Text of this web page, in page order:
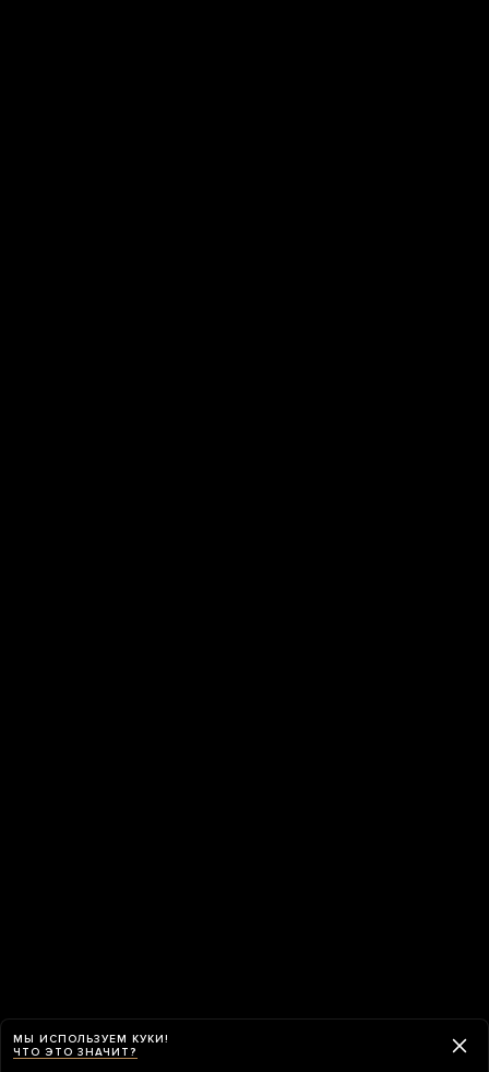
МЫ ИСПОЛЬЗУЕМ КУКИ!
ЧТО ЭТО ЗНАЧИТ?